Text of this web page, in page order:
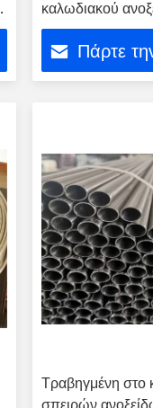
καλωδιακού
Πάρτε
Τραβηγμένη
σπειρών